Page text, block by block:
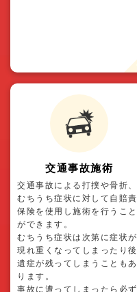
交通事故施術
交通事故による打撲や骨折、
むちうち症状に対して自賠責
保険を使用し施術を行うこと
ができます。
むちうち症状は次第に症状が
現れ重くなってしまったり後
遺症が残ってしまうこともあ
ります。
事故に遭ってしまったら必ず